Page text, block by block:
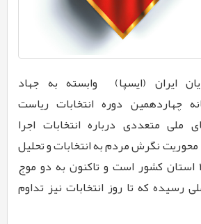
ایران (ایسپا) وابسته به جهاد
چهاردهمین دوره انتخابات ریاست
ملی متعددی درباره انتخابات اجرا
محوریت نگرش مردم به انتخابات و تحلیل
رفتار رای‌دهی در ۳۱ استان کشور است و تاکنون به دو موج
که تا روز انتخابات نیز تداوم